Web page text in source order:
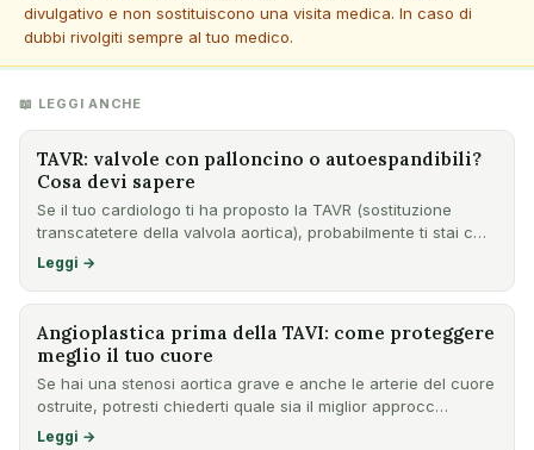
divulgativo e non sostituiscono una visita medica. In caso di
dubbi rivolgiti sempre al tuo medico.
📖 LEGGI ANCHE
TAVR: valvole con palloncino o autoespandibili?
Cosa devi sapere
Se il tuo cardiologo ti ha proposto la TAVR (sostituzione
transcatetere della valvola aortica), probabilmente ti stai c…
Leggi →
Angioplastica prima della TAVI: come proteggere
meglio il tuo cuore
Se hai una stenosi aortica grave e anche le arterie del cuore
ostruite, potresti chiederti quale sia il miglior approcc…
Leggi →